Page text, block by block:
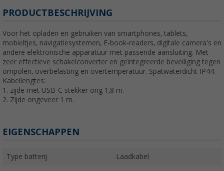
PRODUCTBESCHRIJVING
Voor het opladen en gebruiken van smartphones, tablets,
mobieltjes, navigatiesystemen, E-book-readers, digitale camera's en
andere elektronische apparatuur met passende aansluiting. Met
zeer effectieve schakelconverter en geïntegreerde beveiliging tegen
ompolen, overbelasting en overtemperatuur. Spatwaterdicht IP44.
Kabellengtes:
1. zijde met USB-C stekker ong 1,8 m.
2. Zijde ongeveer 1 m.
EIGENSCHAPPEN
Type batterij Laadkabel